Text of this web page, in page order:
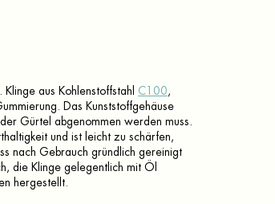
aus Kohlenstoffstahl C100 ,
Das Kunststoffgehäuse
Gürtel abgenommen werden muss.
und ist leicht zu schärfen,
nach Gebrauch gründlich gereinigt
die Klinge gelegentlich mit Öl
hergestellt.